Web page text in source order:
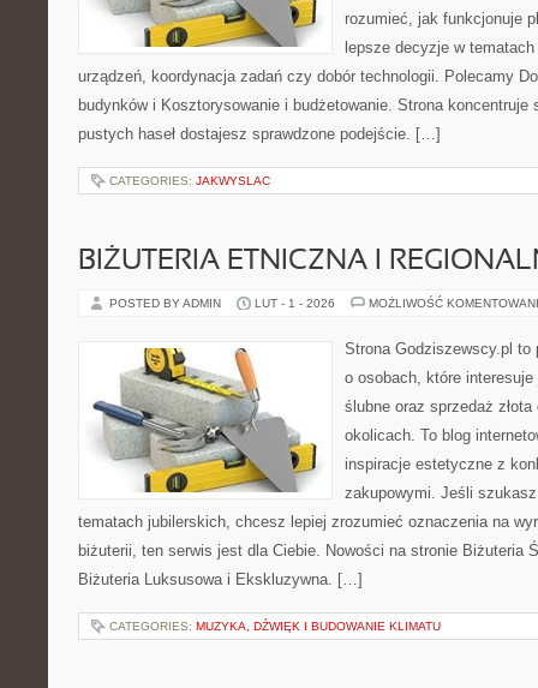
rozumieć, jak funkcjonuje
lepsze decyzje w
urządzeń, koordynacja zadań czy dobór technologii. Polecamy
budynków i Kosztorysowanie i budżetowanie. Strona
pustych haseł dostajesz sprawdzone podejście. […]
CATEGORIES: JAKWYSLAC
BIŻUTERIA ETNICZNA I
POSTED BY ADMIN LUT - 1 - 2026 MOŻLIWOŚĆ
Strona Godziszewscy.pl
o osobach, które
ślubne oraz sprzedaż
okolicach. To blog
inspiracje estetyczne z
zakupowymi. Jeśli
tematach jubilerskich, chcesz lepiej zrozumieć oznaczenia na
biżuterii, ten serwis jest dla Ciebie. Nowości na stronie Biżuteria
Biżuteria Luksusowa i Ekskluzywna. […]
CATEGORIES: MUZYKA, DŹWIĘK I BUDOWANIE KLIMATU